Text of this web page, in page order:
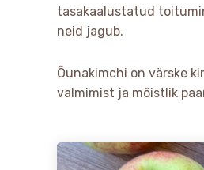
tasakaalustatud
neid jagub.
Õunakimchi on värske
valmimist ja mõistlik